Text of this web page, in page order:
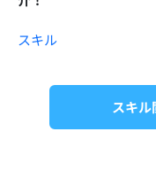
スキル
スキル